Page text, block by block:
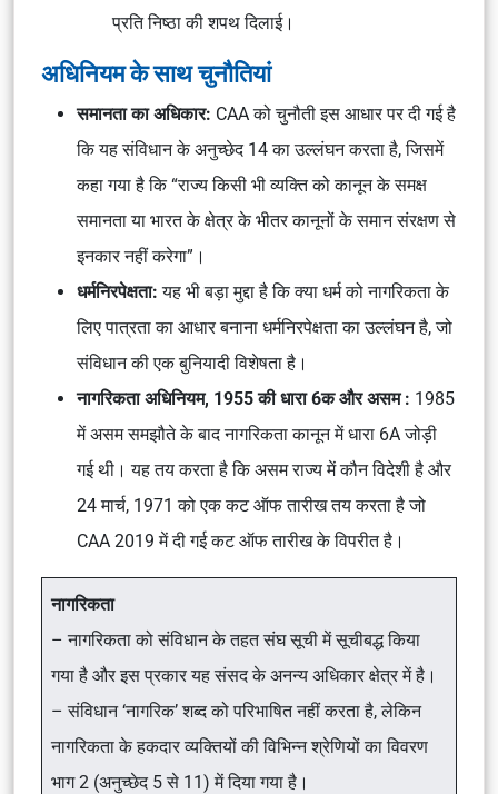
प्रति निष्ठा की शपथ दिलाई।
अधिनियम के साथ चुनौतियां
समानता का अधिकार: CAA को चुनौती इस आधार पर दी गई है
कि यह संविधान के अनुच्छेद 14 का उल्लंघन करता है, जिसमें
कहा गया है कि “राज्य किसी भी व्यक्ति को कानून के समक्ष
समानता या भारत के क्षेत्र के भीतर कानूनों के समान संरक्षण से
इनकार नहीं करेगा”।
धर्मनिरपेक्षता: यह भी बड़ा मुद्दा है कि क्या धर्म को नागरिकता के
लिए पात्रता का आधार बनाना धर्मनिरपेक्षता का उल्लंघन है, जो
संविधान की एक बुनियादी विशेषता है।
नागरिकता अधिनियम, 1955 की धारा 6क और असम : 1985
में असम समझौते के बाद नागरिकता कानून में धारा 6A जोड़ी
गई थी। यह तय करता है कि असम राज्य में कौन विदेशी है और
24 मार्च, 1971 को एक कट ऑफ तारीख तय करता है जो
CAA 2019 में दी गई कट ऑफ तारीख के विपरीत है।
नागरिकता
– नागरिकता को संविधान के तहत संघ सूची में सूचीबद्ध किया
गया है और इस प्रकार यह संसद के अनन्य अधिकार क्षेत्र में है।
– संविधान ‘नागरिक’ शब्द को परिभाषित नहीं करता है, लेकिन
नागरिकता के हकदार व्यक्तियों की विभिन्न श्रेणियों का विवरण
भाग 2 (अनुच्छेद 5 से 11) में दिया गया है।